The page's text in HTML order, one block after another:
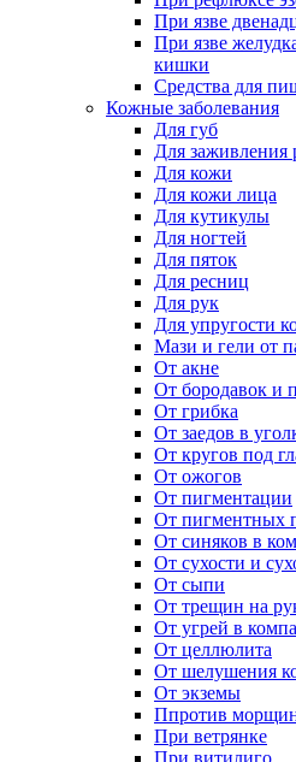
При язве
При язве
кишки
Средства для
Кожные заболевания
Для губ
Для заживления
Для кожи
Для кожи лица
Для кутикулы
Для ногтей
Для пяток
Для ресниц
Для рук
Для упругости
Мази и гели от
От акне
От бородавок и
От грибка
От заедов в
От кругов под
От ожогов
От пигментации
От пигментных
От синяков в
От сухости и
От сыпи
От трещин на
От угрей в
От целлюлита
От шелушения
От экземы
Ппротив
При ветрянке
При витилиго